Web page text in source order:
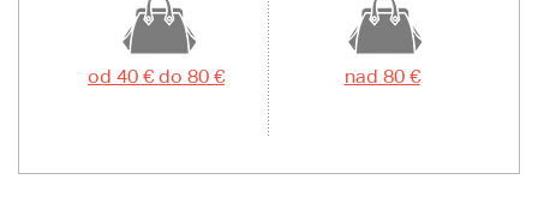
od 40 € do 80 € nad 80 €